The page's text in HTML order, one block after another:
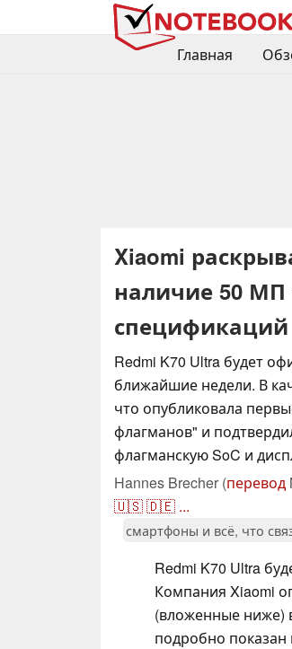
Главная
Xiaomi
наличие 50 МП
спецификаций
Redmi K70 Ultra будет
ближайшие недели. В
что опубликовала
флагманов" и
флагманскую SoC и
Hannes Brecher (перевод
🇺🇸🇩🇪 ...
смартфоны и всё, что
Redmi K70 Ultra
Компания Xiaomi
(вложенные ниже)
подробно